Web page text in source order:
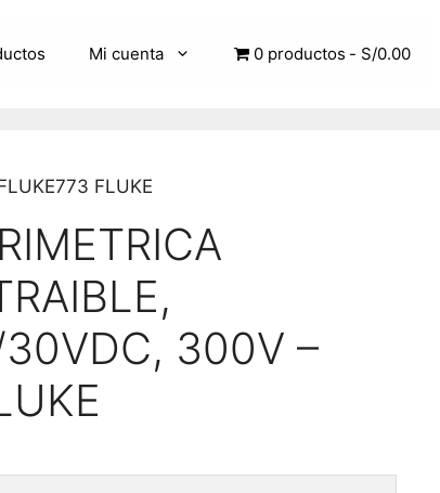
Mi cuenta 0 productos S/0.00
FLUKE
300V –